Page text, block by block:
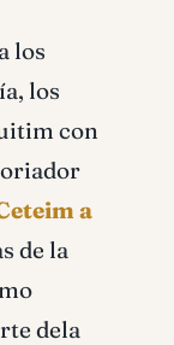
los
los
con
a
de la
dela